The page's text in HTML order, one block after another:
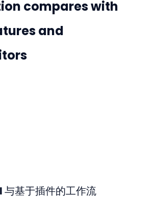
compares with
and
与基于插件的工作流